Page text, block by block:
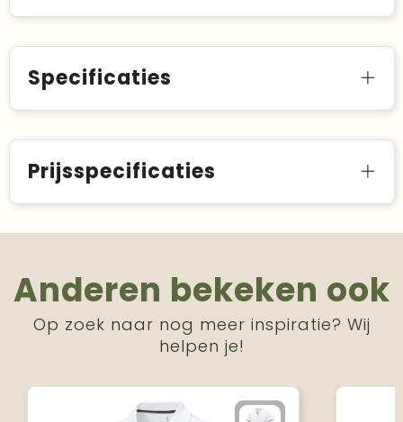
Specificaties
Prijsspecificaties
Anderen bekeken ook
Op zoek naar nog meer inspiratie? Wij
helpen je!